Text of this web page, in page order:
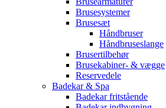
Brusesystemer
Brusesæt
Håndbruser
Håndbruseslange
Brusertilbehør
Brusekabiner- & vægge
Reservedele
Badekar & Spa
Badekar fritstående